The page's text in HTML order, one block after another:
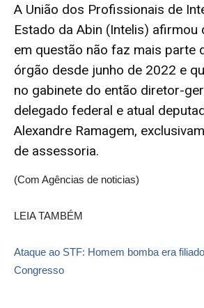
A União dos Profissionais de
Estado da Abin (Intelis) afirmou
em questão não faz mais parte
órgão desde junho de 2022 e
no gabinete do então diretor-
delegado federal e atual
Alexandre Ramagem,
de assessoria.
(Com Agências de noticias)
LEIA TAMBÉM
Ataque ao STF: Homem bomba era
Congresso